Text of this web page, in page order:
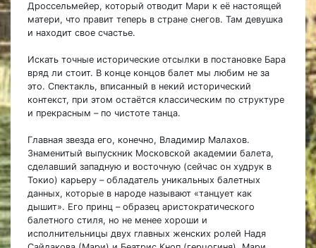
Дроссельмейер, который отводит Мари к её настоящей
матери, что правит теперь в стране снегов. Там девушка
и находит свое счастье.
Искать точные исторические отсылки в постановке Бара
вряд ли стоит. В конце концов балет мы любим не за
это. Спектакль, вписанный в некий исторический
контекст, при этом остаётся классическим по структуре
и прекрасным – по чистоте танца.
Главная звезда его, конечно, Владимир Малахов.
Знаменитый выпускник Московской академии балета,
сделавший западную и восточную (сейчас он худрук в
Токио) карьеру – обладатель уникальных балетных
данных, которые в народе называют «танцует как
дышит». Его принц – образец аристократического
балетного стиля, но не менее хороши и
исполнительницы двух главных женских ролей Надя